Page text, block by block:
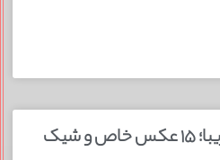
قوری فنجون لوکس زیبا؛ ۱۵ عکس خاص و شیک